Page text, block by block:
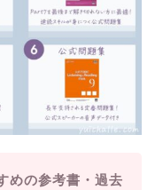
めの参考書・過去